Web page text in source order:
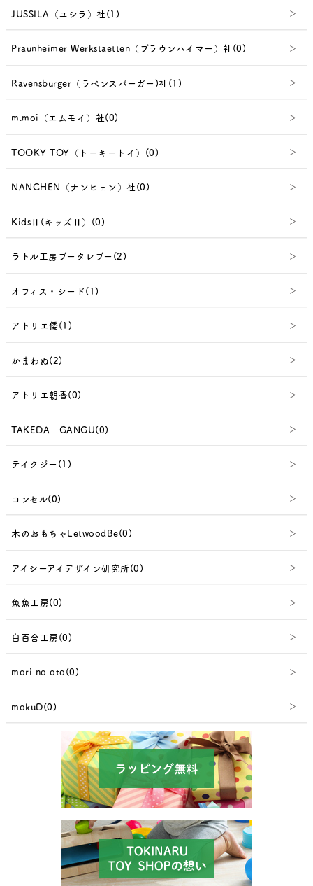
JUSSILA（ユシラ）社(1)
Praunheimer Werkstaetten（プラウンハイマー）社(0)
Ravensburger（ラベンスバーガー)社(1)
m.moi（エムモイ）社(0)
TOOKY TOY（トーキートイ）(0)
NANCHEN（ナンヒェン）社(0)
KidsⅡ(キッズⅡ）(0)
ラトル工房ブータレブー(2)
オフィス・シード(1)
アトリエ倭(1)
かまわぬ(2)
アトリエ朝香(0)
TAKEDA GANGU(0)
テイクジー(1)
コンセル(0)
木のおもちゃLetwoodBe(0)
アイシーアイデザイン研究所(0)
魚魚工房(0)
白百合工房(0)
mori no oto(0)
mokuD(0)